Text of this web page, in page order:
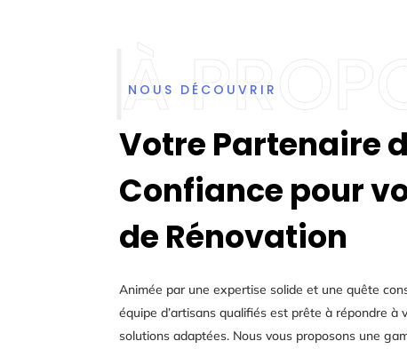
NOUS DÉCOUVRIR
Votre Partenaire
Confiance pour
de Rénovation
Animée par une expertise solide et une quête
équipe d’artisans qualifiés est prête à répondre à
solutions adaptées. Nous vous proposons une